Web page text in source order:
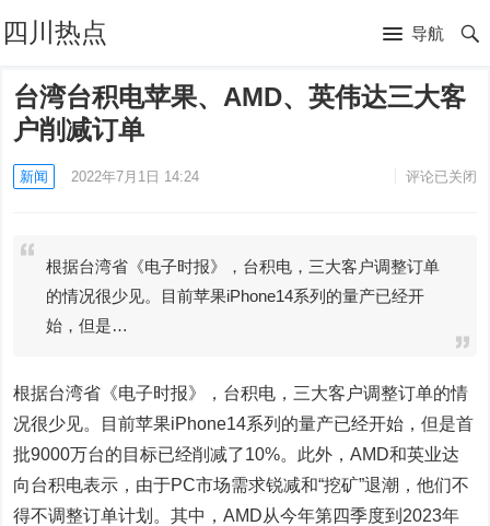
四川热点 导航
台湾台积电苹果、AMD、英伟达三大客
户削减订单
新闻 2022年7月1日 14:24 评论已关闭
根据台湾省《电子时报》，台积电，三大客户调整订单
的情况很少见。目前苹果iPhone14系列的量产已经开
始，但是…
根据台湾省《电子时报》，台积电，三大客户调整订单的情
况很少见。目前苹果iPhone14系列的量产已经开始，但是首
批9000万台的目标已经削减了10%。此外，AMD和英业达
向台积电表示，由于PC市场需求锐减和“挖矿”退潮，他们不
得不调整订单计划。其中，AMD从今年第四季度到2023年